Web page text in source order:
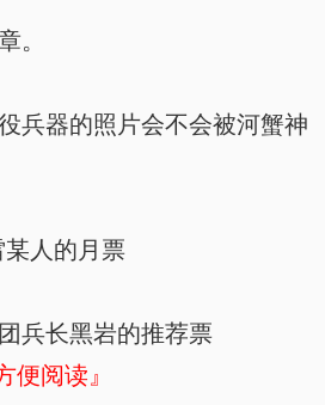
。
兵器的照片会不会被河蟹神
人的月票
长黑岩的推荐票
便阅读』